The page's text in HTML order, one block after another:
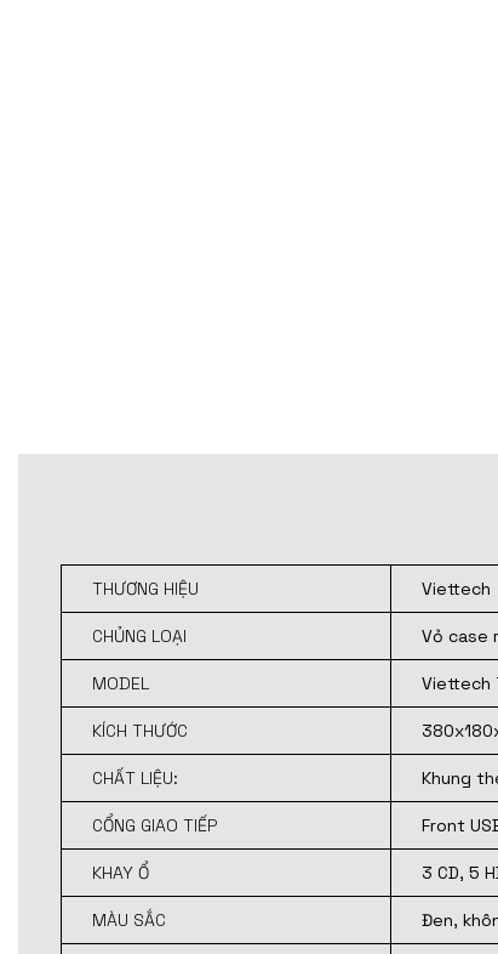
THƯƠNG HIỆU Viettech
CHỦNG LOẠI Vỏ case
MODEL Viettech
KÍCH THƯỚC
CHẤT LIỆU: Khung
CỔNG GIAO TIẾP Front
KHAY Ổ 3 CD, 5
MÀU SẮC Đen,